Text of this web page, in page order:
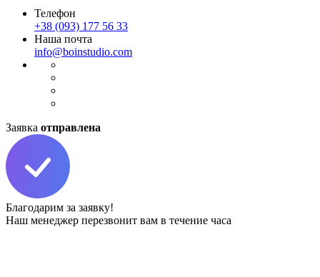
Телефон
+38 (093) 177 56 33
Наша почта
info@boinstudio.com
Заявка отправлена
Благодарим за заявку!
Наш менеджер перезвонит вам в течение часа